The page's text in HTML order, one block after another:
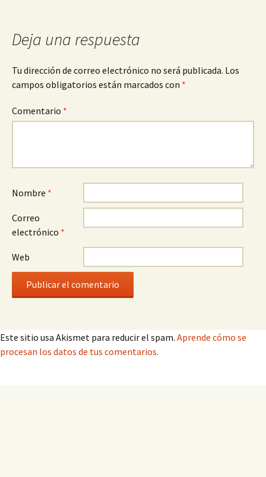
Deja una respuesta
Tu dirección de correo electrónico no será publicada. Los
campos obligatorios están marcados con *
Comentario *
Nombre *
Correo
electrónico *
Web
Este sitio usa Akismet para reducir el spam. Aprende cómo se
procesan los datos de tus comentarios.